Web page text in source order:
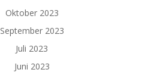
Oktober 2023
September 2023
Juli 2023
Juni 2023